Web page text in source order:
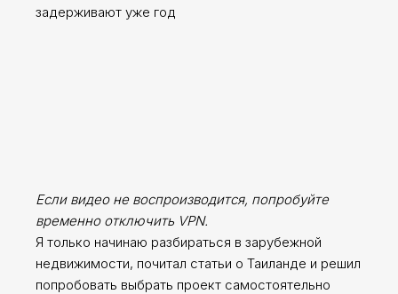
Я согласен сполитикой конфиденциальности
ОТПРАВИТЬ ЗАЯВКУ
длительность: 10 минут
задерживают уже год
Если видео не воспроизводится, попробуйте
временно отключить VPN.
Я только начинаю разбираться в зарубежной
недвижимости, почитал статьи о Таиланде и решил
попробовать выбрать проект самостоятельно